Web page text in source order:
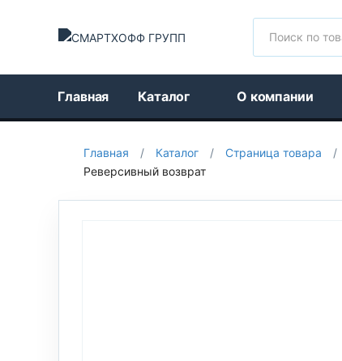
Главная Каталог О компании
Главная / Каталог / Страница товара /
Реверсивный возврат